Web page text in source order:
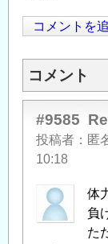
コメントを
コメント
#9585
投稿者 匿
10:18
体
負
た